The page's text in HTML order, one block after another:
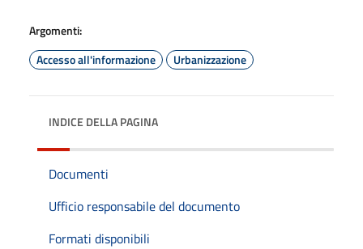
Argomenti:
Accesso all'informazione
Urbanizzazione
INDICE DELLA PAGINA
Documenti
Ufficio responsabile del documento
Formati disponibili